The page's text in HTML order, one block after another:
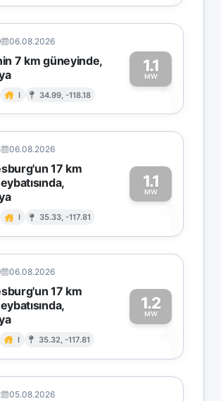
06.08.2026
7 km güneyinde,
I 34.99, -118.18
1.1
MW1
06.08.2026
17 km
I 35.33, -117.81
1.1
MW
1
06.08.2026
17 km
I 35.32, -117.81
1.2
MW
1
05.08.2026